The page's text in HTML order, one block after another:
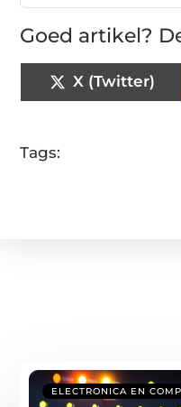
Goed artikel?
X (Twitter)
Tags:
ELECTRONICA EN